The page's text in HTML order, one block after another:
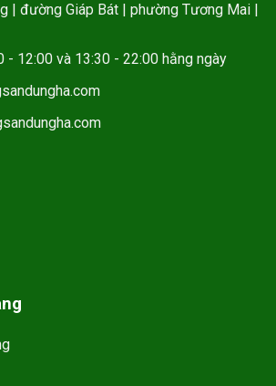
| đường Giáp Bát | phường Tương Mai |
- 12:00 và 13:30 - 22:00 hằng ngày